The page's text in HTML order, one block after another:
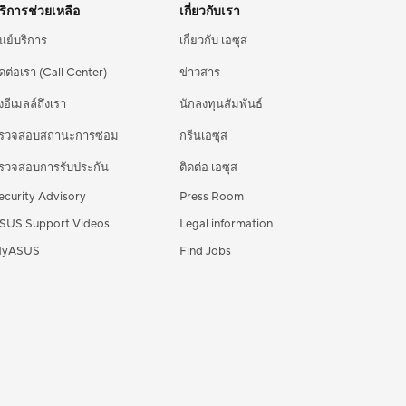
การช่วยเหลือ
ย์บริการ
ต่อเรา (Call Center)
อีเมลล์ถึงเรา
วจสอบสถานะการซ่อม
วจสอบการรับประกัน
Advisory
Support Videos
เกี่ยวกับเรา
เกี่ยวกับ เอซุส
ข่าวสาร
นักลงทุนสัมพันธ์
กรีนเอซุส
ติดต่อ เอซุส
Press Room
Legal information
Find Jobs